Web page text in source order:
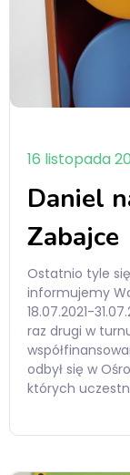
16 listopada
Daniel
Zabajce
Ostatnio tyle
informujemy
18.07.2021-
raz drugi w
odbył się w
których